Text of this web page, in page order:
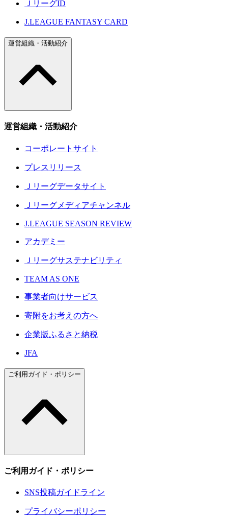
ＪリーグID
J.LEAGUE FANTASY CARD
運営組織・活動紹介
運営組織・活動紹介
コーポレートサイト
プレスリリース
Ｊリーグデータサイト
Ｊリーグメディアチャンネル
J.LEAGUE SEASON REVIEW
アカデミー
Ｊリーグサステナビリティ
TEAM AS ONE
事業者向けサービス
寄附をお考えの方へ
企業版ふるさと納税
JFA
ご利用ガイド・ポリシー
ご利用ガイド・ポリシー
SNS投稿ガイドライン
プライバシーポリシー